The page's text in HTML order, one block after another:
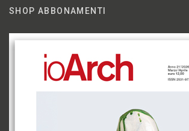
SHOP ABBONAMENTI